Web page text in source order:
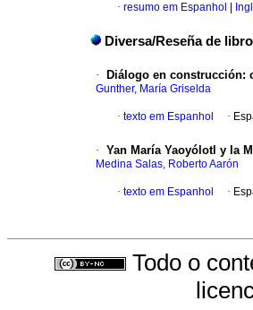
· resumo em Espanhol
Diversa/Reseña de
· Diálogo en construcción:
Gunther, María Griselda
· texto em Espanhol ·
· Yan María Yaoyólotl y la
Medina Salas, Roberto Aarón
· texto em Espanhol ·
Todo o